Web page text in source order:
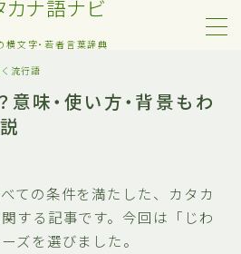
カナ語ナビ
横文字・若者言葉辞典
ナ語
流行語
意味・使い方・背景もわ
ての条件を満たした、カタカ
する記事です。今回は「じわ
ズを選びました。